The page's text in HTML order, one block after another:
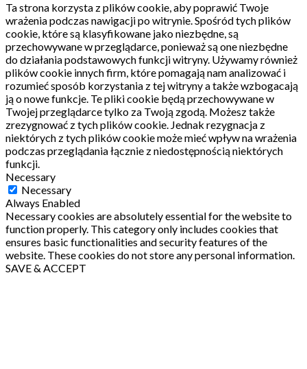
Ta strona korzysta z plików cookie, aby poprawić Twoje
wrażenia podczas nawigacji po witrynie.Spośród tych plików
cookie, które są klasyfikowane jako niezbędne, są
przechowywane w przeglądarce, ponieważ są one niezbędne
do działania podstawowych funkcji witryny. Używamy również
plików cookie innych firm, które pomagają nam analizować i
rozumieć sposób korzystania z tej witryny a także wzbogacają
ją o nowe funkcje. Te pliki cookie będą przechowywane w
Twojej przeglądarce tylko za Twoją zgodą. Możesz także
zrezygnować z tych plików cookie. Jednak rezygnacja z
niektórych z tych plików cookie może mieć wpływ na wrażenia
podczas przeglądania łącznie z niedostępnością niektórych
funkcji.
Necessary
Necessary
Always Enabled
Necessary cookies are absolutely essential for the website to
function properly. This category only includes cookies that
ensures basic functionalities and security features of the
website. These cookies do not store any personal information.
SAVE & ACCEPT